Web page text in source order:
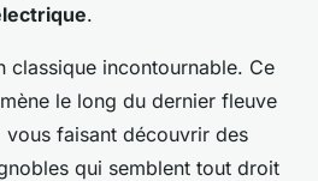
.
classique incontournable. Ce
le long du dernier fleuve
vous faisant découvrir des
qui semblent tout droit